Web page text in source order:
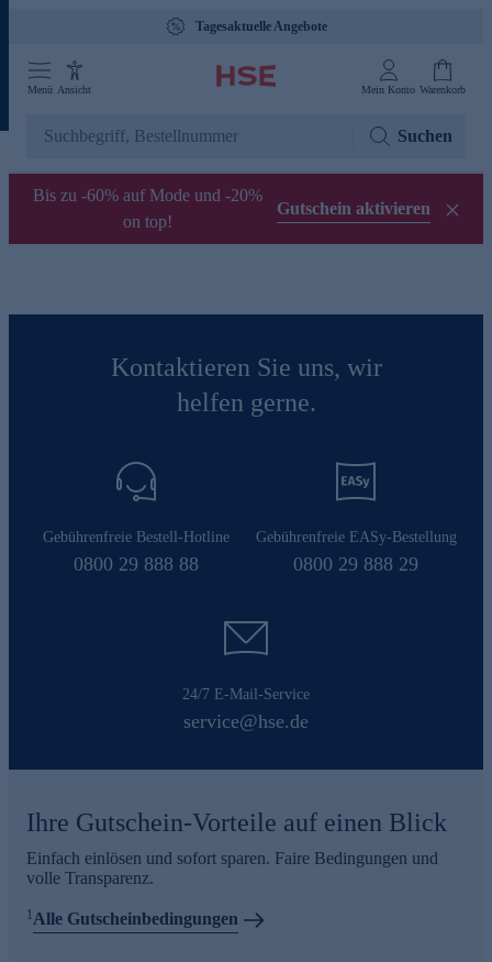
Tagesaktuelle Angebote
Menü Ansicht Mein Konto Warenkorb
Suchen
Bis zu -60% auf Mode und -20%
on top!
Gutschein aktivieren
Kontaktieren Sie uns, wir
helfen gerne.
Gebührenfreie Bestell-Hotline
0800 29 888 88
Gebührenfreie EASy-Bestellung
0800 29 888 29
24/7 E-Mail-Service
service@hse.de
Ihre Gutschein-Vorteile auf einen Blick
Einfach einlösen und sofort sparen. Faire Bedingungen und
volle Transparenz.
1Alle Gutscheinbedingungen